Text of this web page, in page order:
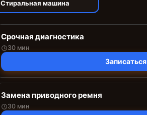
Стиральная машина
Срочная диагностика
30 мин
Записаться
Замена приводного ремня
30 мин